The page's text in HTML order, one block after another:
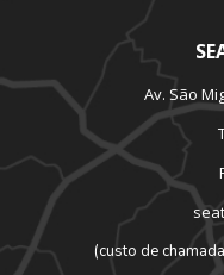
Av. São
(custo de